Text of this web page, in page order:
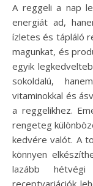
A reggeli a nap legfontosabb étkezése, hiszen nemcsak
energiát ad,
ízletes és tápláló
magunkat, és
egyik
sokoldalú,
vitaminokkal és
a reggelikhez.
rengeteg
kedvére valót. A
könnyen
lazább
receptvariációk